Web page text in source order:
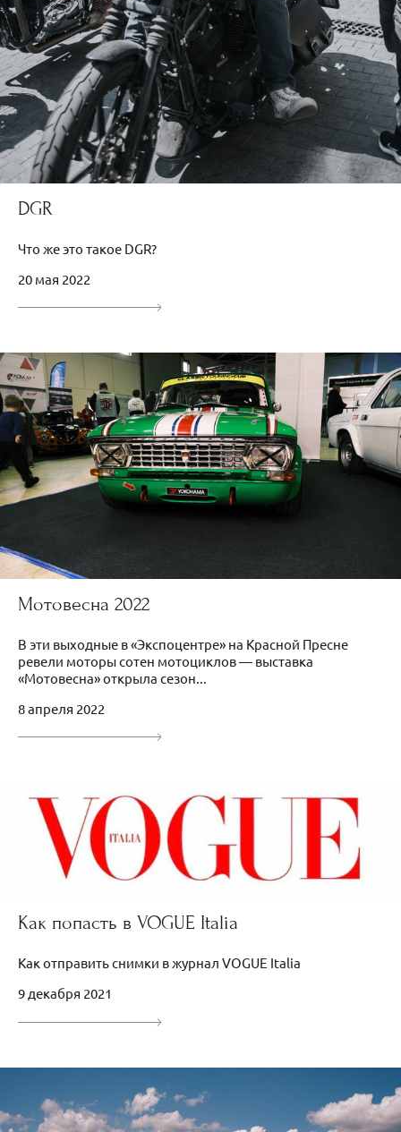
DGR
Что же это такое DGR?
20 мая 2022
Мотовесна 2022
В эти выходные в «Экспоцентре» на Красной Пресне
ревели моторы сотен мотоциклов — выставка
«Мотовесна» открыла сезон...
8 апреля 2022
Как попасть в VOGUE Italia
Как отправить снимки в журнал VOGUE Italia
9 декабря 2021